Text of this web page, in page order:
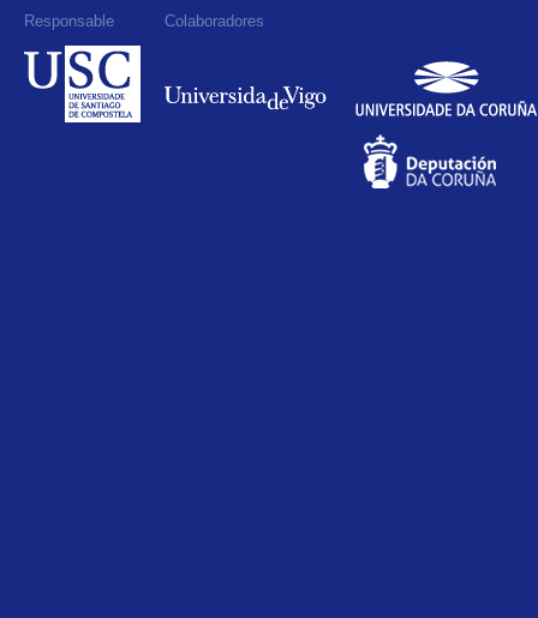
Responsable Colaboradores